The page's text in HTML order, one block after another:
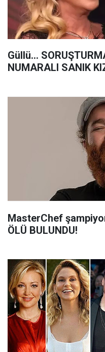
Güllü...
NUMARALI SANIK
MasterChef
ÖLÜ BULUNDU!